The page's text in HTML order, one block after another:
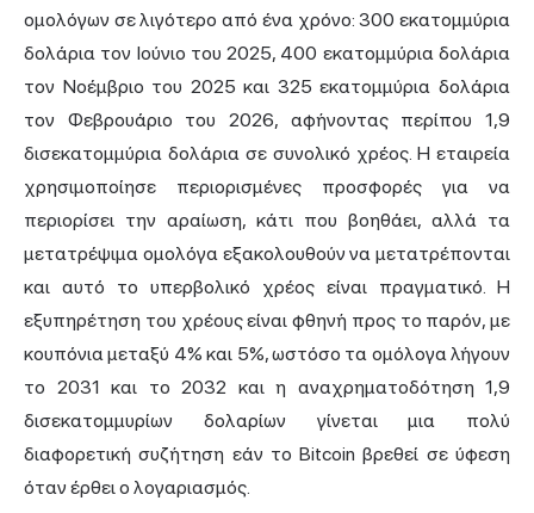
ομολόγων σε λιγότερο από ένα χρόνο: 300 εκατομμύρια
δολάρια τον Ιούνιο του 2025, 400 εκατομμύρια δολάρια
τον Νοέμβριο του 2025 και 325 εκατομμύρια δολάρια
τον Φεβρουάριο του 2026, αφήνοντας περίπου 1,9
δισεκατομμύρια δολάρια σε συνολικό χρέος. Η εταιρεία
χρησιμοποίησε περιορισμένες προσφορές για να
περιορίσει την αραίωση, κάτι που βοηθάει, αλλά τα
μετατρέψιμα ομολόγα εξακολουθούν να μετατρέπονται
και αυτό το υπερβολικό χρέος είναι πραγματικό. Η
εξυπηρέτηση του χρέους είναι φθηνή προς το παρόν, με
κουπόνια μεταξύ 4% και 5%, ωστόσο τα ομόλογα λήγουν
το 2031 και το 2032 και η αναχρηματοδότηση 1,9
δισεκατομμυρίων δολαρίων γίνεται μια πολύ
διαφορετική συζήτηση εάν το Bitcoin βρεθεί σε ύφεση
όταν έρθει ο λογαριασμός.